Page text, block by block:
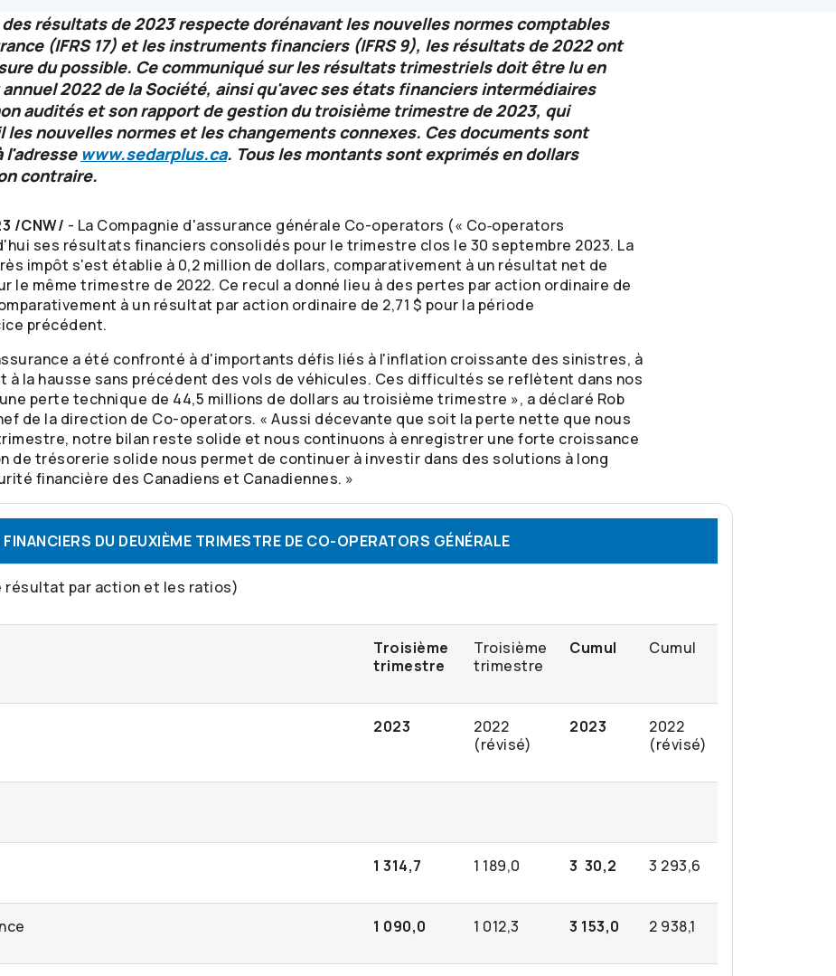
résultats de 2023 respecte dorénavant les nouvelles normes comptables
(IFRS 17) et les instruments financiers (IFRS 9), les résultats de 2022 ont
du possible. Ce communiqué sur les résultats trimestriels doit être lu en
2022 de la Société, ainsi qu'avec ses états financiers intermédiaires
audités et son rapport de gestion du troisième trimestre de 2023, qui
nouvelles normes et les changements connexes. Ces documents sont
l'adresse www.sedarplus.ca. Tous les montants sont exprimés en dollars
contraire.
/CNW/ - La Compagnie d'assurance générale Co-operators (« Co‑operators
ses résultats financiers consolidés pour le trimestre clos le 30 septembre 2023. La
impôt s'est établie à 0,2 million de dollars, comparativement à un résultat net de
le même trimestre de 2022. Ce recul a donné lieu à des pertes par action ordinaire de
à un résultat par action ordinaire de 2,71 $ pour la période
précédent.
a été confronté à d'importants défis liés à l'inflation croissante des sinistres, à
à la hausse sans précédent des vols de véhicules. Ces difficultés se reflètent dans nos
perte technique de 44,5 millions de dollars au troisième trimestre », a déclaré Rob
de la direction de Co-operators. « Aussi décevante que soit la perte nette que nous
notre bilan reste solide et nous continuons à enregistrer une forte croissance
de trésorerie solide nous permet de continuer à investir dans des solutions à long
financière des Canadiens et Canadiennes. »
DU DEUXIÈME TRIMESTRE DE CO-OPERATORS GÉNÉRALE
résultat par action et les ratios)
Troisième
trimestre
Troisième
trimestre
Cumul Cumul
2023
2022
(révisé)
2023
2022
(révisé)
1 314,7 1 189,0 3 30,2 3 293,6
1 090,0 1 012,3 3 153,0 2 938,1